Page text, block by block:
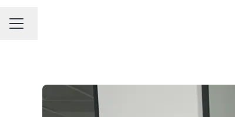
KARRIEREMENÜ
Sprache ändern